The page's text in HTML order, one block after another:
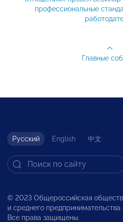
профессиональные
Главные
Русский English 中文
© 2023 Общероссийская
и среднего
Все права защищены.